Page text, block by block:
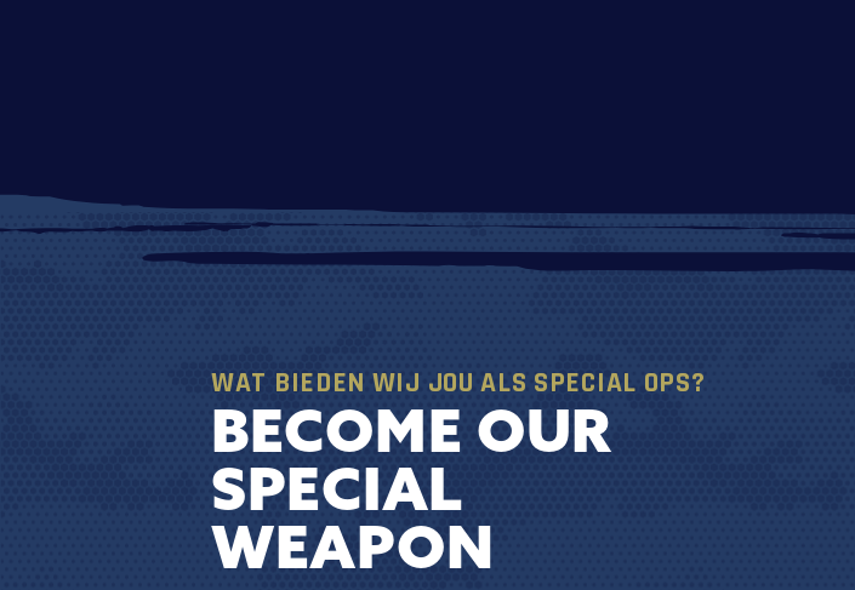
WAT BIEDEN WIJ JOU ALS SPECIAL OPS?
BECOME OUR
SPECIAL
WEAPON